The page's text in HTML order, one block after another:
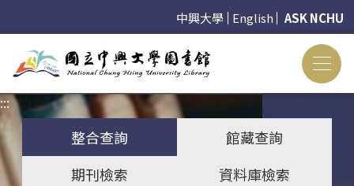
中興大學 English ASK NCHU
:::
整合查詢
館藏查詢
期刊檢索
資料庫檢索